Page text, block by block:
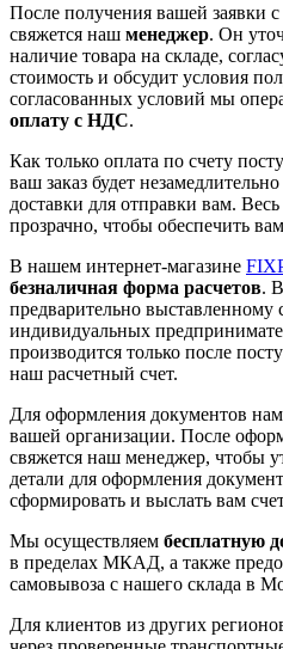
После получения вашей заявки
свяжется наш менеджер. Он
наличие товара на складе,
стоимость и обсудит условия
согласованных условий мы
оплату с НДС.
Как только оплата по счету
ваш заказ будет
доставки для отправки вам.
прозрачно, чтобы обеспечить
В нашем интернет-магазине
безналичная форма расчетов.
предварительно
индивидуальных
производится только после
наш расчетный счет.
Для оформления документов
вашей организации. После
свяжется наш менеджер, чтобы
детали для оформления
сформировать и выслать вам
Мы осуществляем бесплатную
в пределах МКАД, а также
самовывоза с нашего склада в
Для клиентов из других